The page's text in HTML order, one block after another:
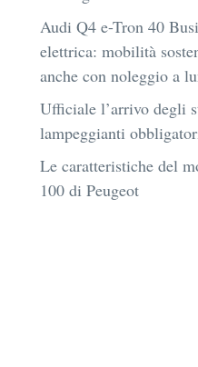
Audi Q4 e-Tron 40
elettrica: mobilità
anche con noleggio a
Ufficiale l’arrivo degli
lampeggianti
Le caratteristiche del
100 di Peugeot